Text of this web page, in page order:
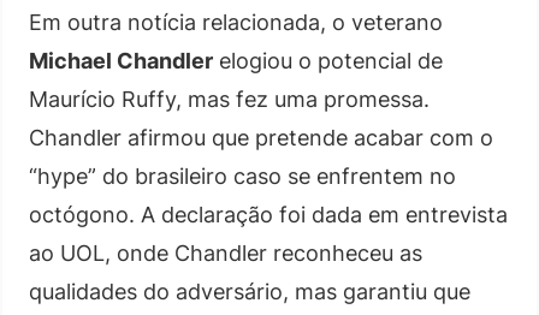
Em outra notícia relacionada, o veterano
Michael Chandler elogiou o potencial de
Maurício Ruffy, mas fez uma promessa.
Chandler afirmou que pretende acabar com o
“hype” do brasileiro caso se enfrentem no
octógono. A declaração foi dada em entrevista
ao UOL, onde Chandler reconheceu as
qualidades do adversário, mas garantiu que